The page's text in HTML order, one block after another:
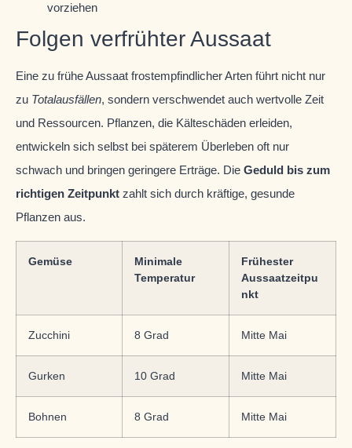
vorziehen
Folgen verfrühter Aussaat
Eine zu frühe Aussaat frostempfindlicher Arten führt nicht nur
zu Totalausfällen, sondern verschwendet auch wertvolle Zeit
und Ressourcen. Pflanzen, die Kälteschäden erleiden,
entwickeln sich selbst bei späterem Überleben oft nur
schwach und bringen geringere Erträge. Die Geduld bis zum
richtigen Zeitpunkt zahlt sich durch kräftige, gesunde
Pflanzen aus.
Gemüse
Minimale
Temperatur
Frühester
Aussaatzeitpu
nkt
Zucchini 8 Grad Mitte Mai
Gurken 10 Grad Mitte Mai
Bohnen 8 Grad Mitte Mai